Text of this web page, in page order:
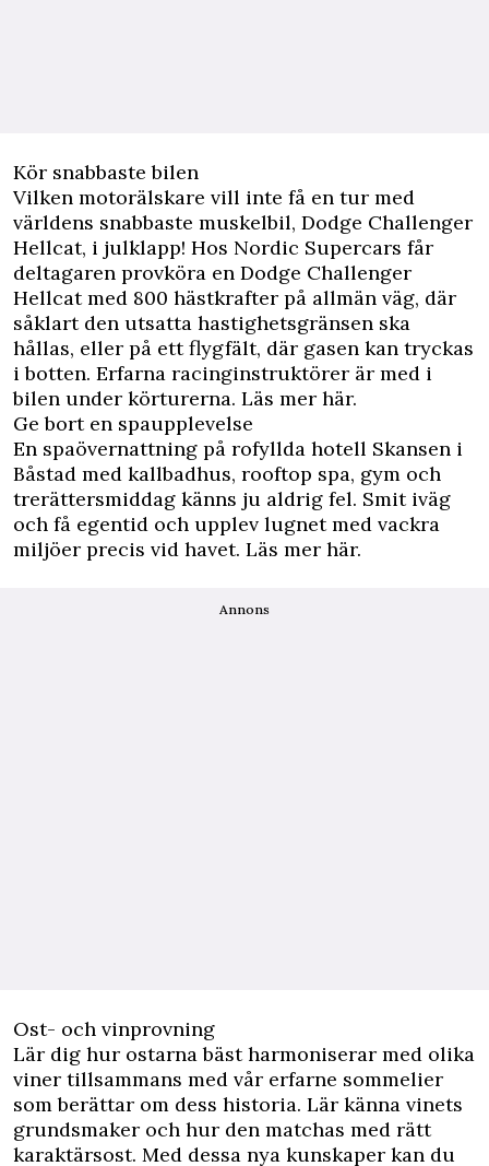
Kör snabbaste bilen
Vilken motorälskare vill inte få en tur med
världens snabbaste muskelbil, Dodge Challenger
Hellcat, i julklapp! Hos Nordic Supercars får
deltagaren provköra en Dodge Challenger
Hellcat med 800 hästkrafter på allmän väg, där
såklart den utsatta hastighetsgränsen ska
hållas, eller på ett flygfält, där gasen kan tryckas
i botten. Erfarna racinginstruktörer är med i
bilen under körturerna. Läs mer här.
Ge bort en spaupplevelse
En spaövernattning på rofyllda hotell Skansen i
Båstad med kallbadhus, rooftop spa, gym och
trerättersmiddag känns ju aldrig fel. Smit iväg
och få egentid och upplev lugnet med vackra
miljöer precis vid havet. Läs mer här.
Annons
Ost- och vinprovning
Lär dig hur ostarna bäst harmoniserar med olika
viner tillsammans med vår erfarne sommelier
som berättar om dess historia. Lär känna vinets
grundsmaker och hur den matchas med rätt
karaktärsost. Med dessa nya kunskaper kan du